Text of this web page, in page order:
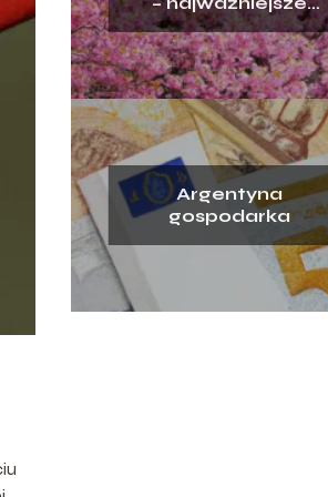
sektory gospodarki
Argentyna
gospodarka